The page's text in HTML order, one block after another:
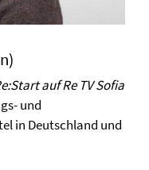
auf Re TV Sofia
und
in Deutschland und